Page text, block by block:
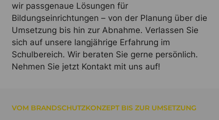
wir passgenaue Lösungen für
Bildungseinrichtungen – von der Planung über die
Umsetzung bis hin zur Abnahme. Verlassen Sie
sich auf unsere langjährige Erfahrung im
Schulbereich. Wir beraten Sie gerne persönlich.
Nehmen Sie jetzt Kontakt mit uns auf!
VOM BRANDSCHUTZKONZEPT BIS ZUR UMSETZUNG